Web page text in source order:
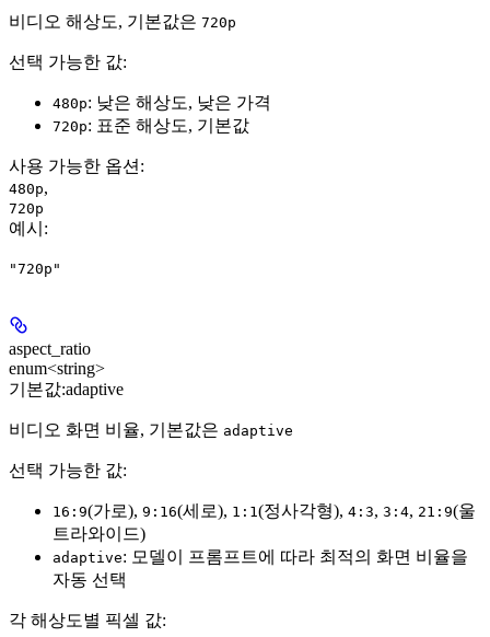
비디오 해상도, 기본값은 720p
선택 가능한 값:
480p: 낮은 해상도, 낮은 가격
720p: 표준 해상도, 기본값
사용 가능한 옵션:
480p,
720p
예시 :
"720p"
aspect_ratio
enum<string>
기본값:adaptive
비디오 화면 비율, 기본값은 adaptive
선택 가능한 값:
16:9(가로), 9:16(세로), 1:1(정사각형), 4:3, 3:4, 21:9(울
트라와이드)
adaptive: 모델이 프롬프트에 따라 최적의 화면 비율을
자동 선택
각 해상도별 픽셀 값: